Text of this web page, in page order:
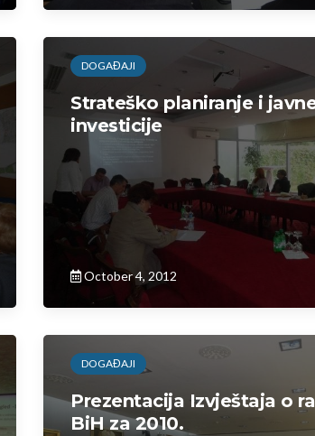
DOGAĐAJI
Strateško planiranje i
investicije
October 4, 2012
DOGAĐAJI
Prezentacija Izvještaja o
BiH za 2010.